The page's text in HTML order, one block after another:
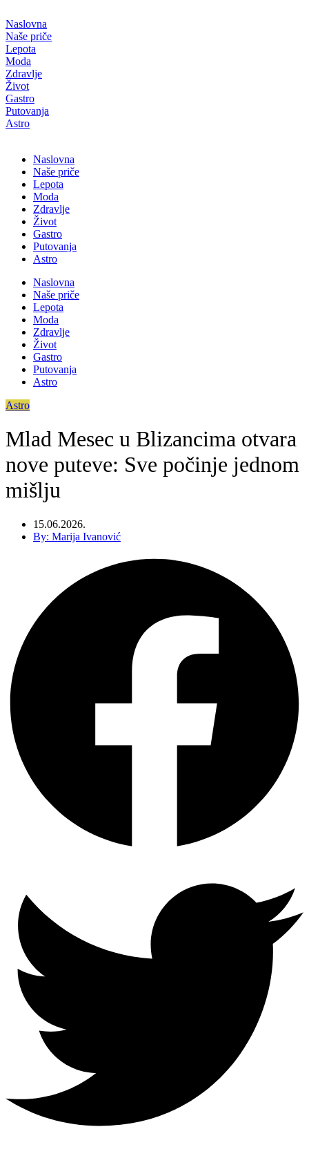
на
садржај
Naslovna
Naše priče
Lepota
Moda
Zdravlje
Život
Gastro
Putovanja
Astro
Naslovna
Naše priče
Lepota
Moda
Zdravlje
Život
Gastro
Putovanja
Astro
Naslovna
Naše priče
Lepota
Moda
Zdravlje
Život
Gastro
Putovanja
Astro
Astro
Mlad Mesec u Blizancima otvara
nove puteve: Sve počinje jednom
mišlju
15.06.2026.
By: Marija Ivanović